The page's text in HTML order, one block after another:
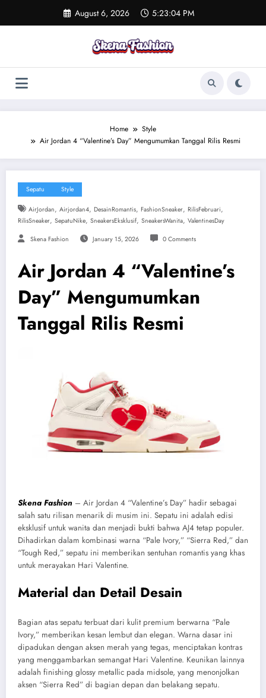
content
August 6, 2026 5:23:05 PM
Home
Style
Air Jordan 4 “Valentine’s Day” Mengumumkan Tanggal Rilis Resmi
Sepatu Style
AirJordan, Airjordan4, DesainRomantis, FashionSneaker, RilisFebruari,
RilisSneaker, SepatuNike, SneakersEksklusif, SneakersWanita, ValentinesDay
Skena Fashion January 15, 2026 0 Comments
Air Jordan 4 “Valentine’s
Day” Mengumumkan
Tanggal Rilis Resmi
Skena Fashion – Air Jordan 4 “Valentine’s Day” hadir sebagai
salah satu rilisan menarik di musim ini. Sepatu ini adalah edisi
eksklusif untuk wanita dan menjadi bukti bahwa AJ4 tetap populer.
Dihadirkan dalam kombinasi warna “Pale Ivory,” “Sierra Red,” dan
“Tough Red,” sepatu ini memberikan sentuhan romantis yang khas
untuk merayakan Hari Valentine.
Material dan Detail Desain
Bagian atas sepatu terbuat dari kulit premium berwarna “Pale
Ivory,” memberikan kesan lembut dan elegan. Warna dasar ini
dipadukan dengan aksen merah yang tegas, menciptakan kontras
yang menggambarkan semangat Hari Valentine. Keunikan lainnya
adalah finishing glossy metallic pada midsole, yang menonjolkan
aksen “Sierra Red” di bagian depan dan belakang sepatu.